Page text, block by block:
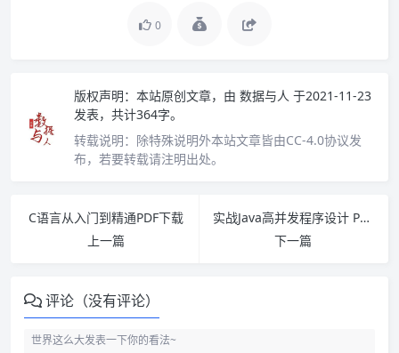
0
版权声明： 本站原创文章，由 数据与人 于2021-11-23
发表，共计364字。
转载说明： 除特殊说明外本站文章皆由CC-4.0协议发
布，若要转载请注明出处。
C语言从入门到精通PDF下载
上一篇
实战Java高并发程序设计 PDF下载
下一篇
评论（没有评论）